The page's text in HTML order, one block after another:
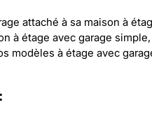
attaché à sa maison à
étage avec garage
à étage avec